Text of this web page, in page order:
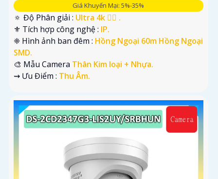
Giá Khuyến Mại: 5%-35%
🔅 Độ Phân giải : Ultra 4k 👍🏾 .
⚜️ Tích hợp công nghệ : IP.
❈ Hình ảnh ban đêm : Hồng Ngoại 60m Hồng Ngoại
SMD.
🎨 Mẫu Camera Thân Kim loại + Nhựa.
️⇝ Ưu Điểm : Thu Âm.